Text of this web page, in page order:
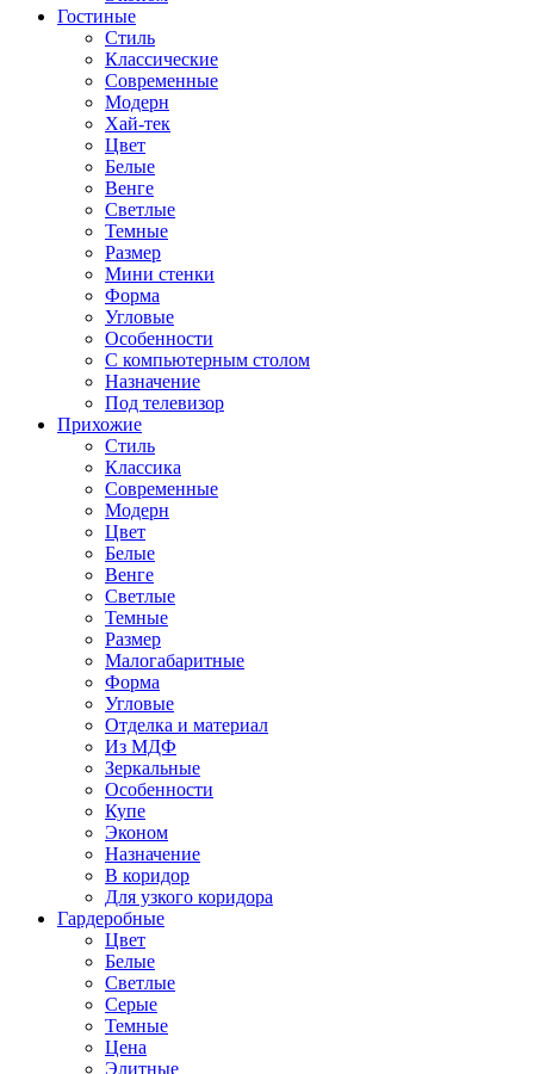
Гостиные
Стиль
Классические
Современные
Модерн
Хай-тек
Цвет
Белые
Венге
Светлые
Темные
Размер
Мини стенки
Форма
Угловые
Особенности
С компьютерным столом
Назначение
Под телевизор
Прихожие
Стиль
Классика
Современные
Модерн
Цвет
Белые
Венге
Светлые
Темные
Размер
Малогабаритные
Форма
Угловые
Отделка и материал
Из МДФ
Зеркальные
Особенности
Купе
Эконом
Назначение
В коридор
Для узкого коридора
Гардеробные
Цвет
Белые
Светлые
Серые
Темные
Цена
Элитные